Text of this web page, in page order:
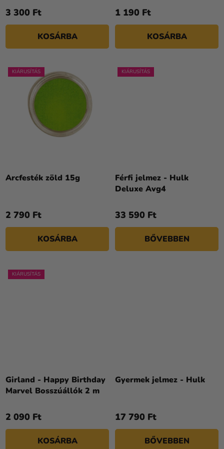
E
3 300 Ft
KOSÁRBA
1 190 Ft
KOSÁRBA
KIÁRUSÍTÁS
Arcfesték zöld 15g
2 790 Ft
KOSÁRBA
KIÁRUSÍTÁS
Férfi jelmez - Hulk
Deluxe Avg4
33 590 Ft
BŐVEBBEN
KIÁRUSÍTÁS
Girland - Happy Birthday
Marvel Bosszúállók 2 m
2 090 Ft
KOSÁRBA
Gyermek jelmez - Hulk
17 790 Ft
BŐVEBBEN